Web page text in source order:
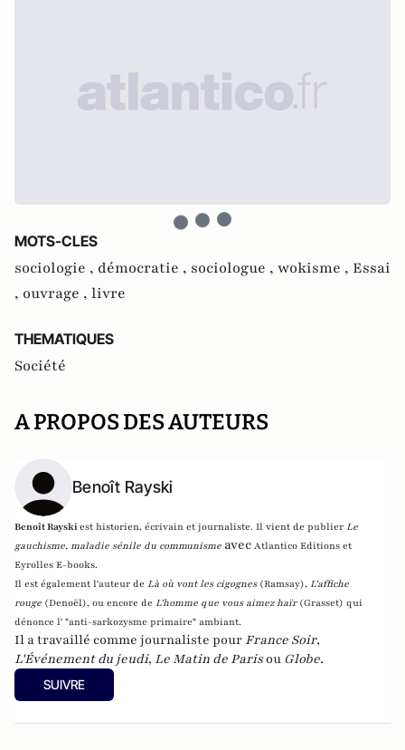
MOTS-CLES
sociologie , démocratie , sociologue , wokisme , Essai
, ouvrage , livre
THEMATIQUES
Société
A PROPOS DES AUTEURS
Benoît Rayski
Benoît Rayskiest historien, écrivain et journaliste. Il vient de publier Le
gauchisme, maladie sénile du communisme avec Atlantico Editions et
Eyrolles E-books.
Il est également l'auteur de Là où vont les cigognes (Ramsay), L'affiche
rouge (Denoël), ou encore de L'homme que vous aimez haïr (Grasset) qui
dénonce l' "anti-sarkozysme primaire" ambiant.
Il a travaillé comme journaliste pour France Soir,
L'Événement du jeudi, Le Matin de Parisou Globe.
SUIVRE